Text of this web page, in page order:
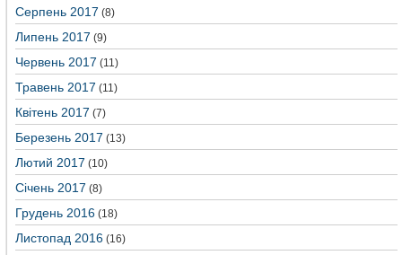
Серпень 2017 (8)
Липень 2017 (9)
Червень 2017 (11)
Травень 2017 (11)
Квітень 2017 (7)
Березень 2017 (13)
Лютий 2017 (10)
Січень 2017 (8)
Грудень 2016 (18)
Листопад 2016 (16)